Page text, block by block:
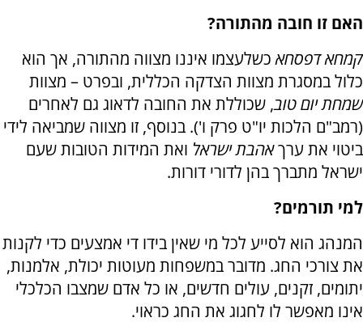
האם זו חובה מהתורה?
קמחא דפסחאכשלעצמו איננו מצווה מהתורה, אך הוא
כלול במסגרת מצוות הצדקה הכללית, ובפרט – מצוות
שמחת יום טוב, שכוללת את החובה לדאוג גם לאחרים
(רמב"ם הלכות יו"ט פרק ו'). בנוסף, זו מצווה שמביאה לידי
ביטוי את ערךאהבת ישראל ואת המידות הטובות שעם
ישראל מתברך בהן לדורי דורות.
למי תורמים?
המנהג הוא לסייע לכל מי שאין בידו די אמצעים כדי לקנות
את צורכי החג. מדובר במשפחות מעוטות יכולת, אלמנות,
יתומים, זקנים, עולים חדשים, או כל אדם שמצבו הכלכלי
אינו מאפשר לו לחגוג את החג כראוי.